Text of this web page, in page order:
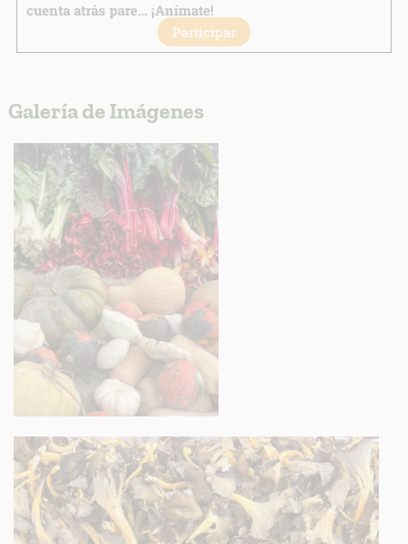
cuenta atrás pare… ¡Anímate!
Participar
Galería de Imágenes